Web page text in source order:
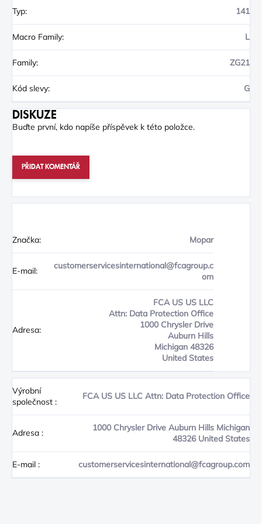
Typ: 141
Macro Family: L
Family: ZG21
Kód slevy: G
DISKUZE
Buďte první, kdo napíše příspěvek k této položce.
PŘIDAT KOMENTÁŘ
Značka: Mopar
E-mail:
customerservicesinternational@fcagroup.c
om
Adresa:
FCA US US LLC
Attn: Data Protection Office
1000 Chrysler Drive
Auburn Hills
Michigan 48326
United States
Výrobní
společnost :
FCA US US LLC Attn: Data Protection Office
Adresa :
1000 Chrysler Drive Auburn Hills Michigan
48326 United States
E-mail : customerservicesinternational@fcagroup.com